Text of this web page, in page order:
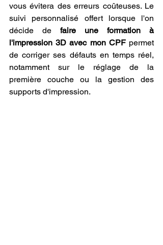
vous évitera des erreurs coûteuses. Le
suivi personnalisé offert lorsque l'on
décide de faire une formation à
l'impression 3D avec mon CPF permet
de corriger ses défauts en temps réel,
notamment sur le réglage de la
première couche ou la gestion des
supports d'impression.